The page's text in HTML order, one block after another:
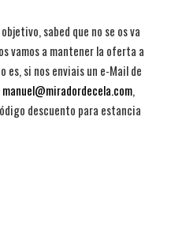
sabed que no se os va
vamos a mantener la oferta a
es, si nos enviais un e-Mail de
manuel@miradordecela.com,
descuento para estancia